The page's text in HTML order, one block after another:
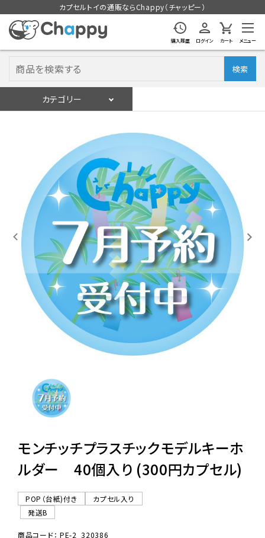
カプセルトイの通販ならChappy（チャッピー）
購入履歴 ログイン カート メニュー
検索
カテゴリー
入荷スケジュールをチェック
カプセルトイマシン本体
カプセルトイ
販促用空カプセル
レンタル
景品・玩具・文具
販促用カプセルトイ
06-6282-7659
モンチッチプラスチックモデルキーホ
ルダー 40個入り (300円カプセル)
POP（台紙)付き
カプセル入り
発送B
商品コード： PE-2_320386